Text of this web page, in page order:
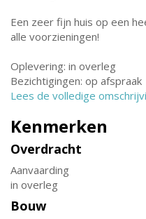
Een zeer fijn huis op een
alle voorzieningen!
Oplevering: in overleg
Bezichtigingen: op afspraak
Lees de volledige
Kenmerken
Overdracht
Aanvaarding
in overleg
Bouw